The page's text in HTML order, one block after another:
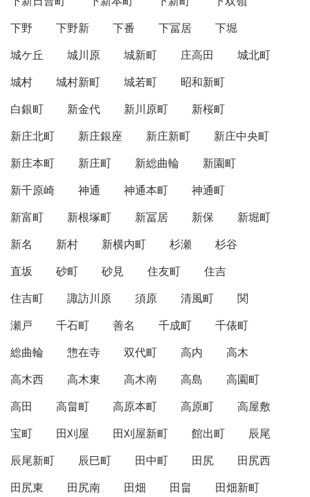
下野
下野新 下番 下冨居
下堀
城ケ丘
城川原 城新町 庄高田
城北町
城村
城村新町 城若町
昭和新町
白銀町
新金代 新川原町
新桜町
新庄北町
新庄銀座 新庄新町
新庄中央町
新庄本町
新庄町 新総曲輪
新園町
新千原崎
神通 神通本町
神通町
新富町
新根塚町 新冨居 新保
新堀町
新名
新村 新横内町 杉瀬
杉谷
直坂
砂町 砂見 住友町
住吉
住吉町
諏訪川原 須原 清風町
関
瀬戸
千石町 善名 千成町
千俵町
総曲輪
惣在寺 双代町 高内
高木
高木西
高木東 高木南 高島
高園町
高田
高畠町 高原本町 高原町
高屋敷
宝町
田刈屋 田刈屋新町 館出町
辰尾
辰尾新町
辰巳町 田中町 田尻
田尻西
田尻東
田尻南 田畑 田畠
田畑新町